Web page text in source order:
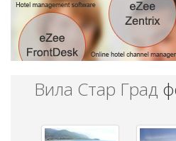
Вила Стар Град